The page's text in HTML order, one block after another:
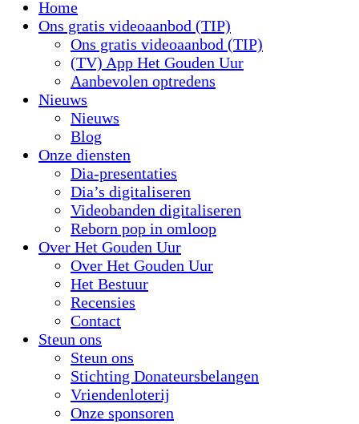
Home
Ons gratis videoaanbod (TIP)
Ons gratis videoaanbod (TIP)
(TV) App Het Gouden Uur
Aanbevolen optredens
Nieuws
Nieuws
Blog
Onze diensten
Dia-presentaties
Dia’s digitaliseren
Videobanden digitaliseren
Reborn pop in omloop
Over Het Gouden Uur
Over Het Gouden Uur
Het Bestuur
Recensies
Contact
Steun ons
Steun ons
Stichting Donateursbelangen
Vriendenloterij
Onze sponsoren